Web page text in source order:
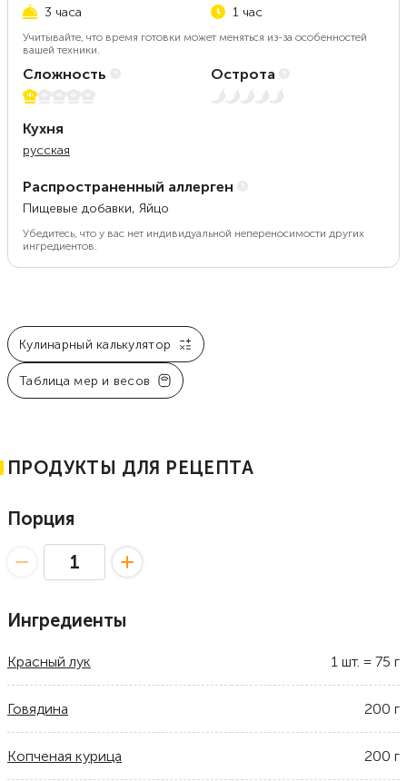
3 часа 1 час
Учитывайте, что время готовки может меняться из-за особенностей
вашей техники.
Сложность
1 из 5
Острота
Нет остроты
Кухня
русская
Распространенный аллерген
Пищевые добавки, Яйцо
Убедитесь, что у вас нет индивидуальной непереносимости других
ингредиентов.
Кулинарный калькулятор
Таблица мер и весов
ПРОДУКТЫ ДЛЯ РЕЦЕПТА
Порция
Ингредиенты
Красный лук 1 шт. = 75 г
Говядина 200 г
Копченая курица 200 г